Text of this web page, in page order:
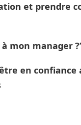
et prendre
mon manager
en